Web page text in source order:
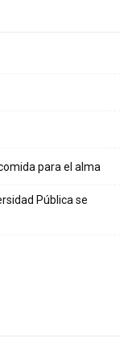
para el alma
Pública se